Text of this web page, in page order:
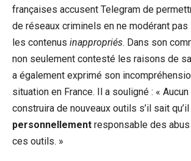
françaises accusent Telegram de
de réseaux criminels en ne modérant
les contenus inappropriés. Dans son
non seulement contesté les raisons de
a également exprimé son
situation en France. Il a souligné : « Aucun
construira de nouveaux outils s’il sait
personnellement responsable des
ces outils. »